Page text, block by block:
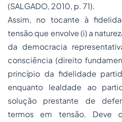
(SALGADO, 2010, p. 71).
Assim, no tocante à
tensão que envolve (i) a
da democracia
consciência (direito
princípio da fidelidade
enquanto lealdade ao
solução prestante de
termos em tensão. Deve